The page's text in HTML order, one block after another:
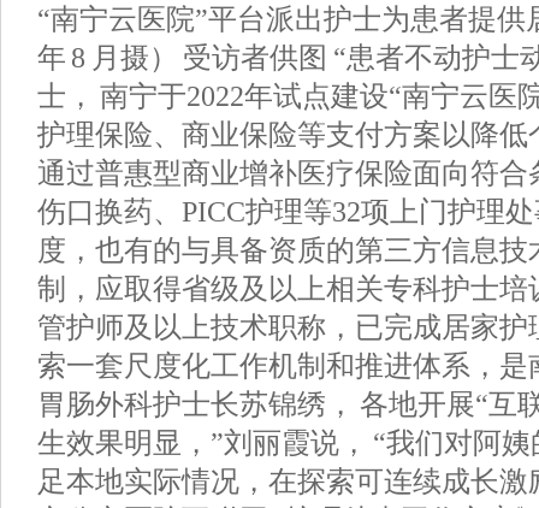
“南宁云医院”平台派出护士为患者提供
年 8 月摄） 受访者供图 “患者不动护士
士， 南宁于2022年试点建设“南宁云医
护理保险、商业保险等支付方案以降
通过普惠型商业增补医疗保险面向符
伤口换药、PICC护理等32项上门护理
度，也有的与具备资质的第三方信息
制，应取得省级及以上相关专科护士
管护师及以上技术职称，已完成居家护
索一套尺度化工作机制和推进体系，
胃肠外科护士长苏锦绣， 各地开展“互
生效果明显，”刘丽霞说， “我们对阿
足本地实际情况，在探索可连续成长